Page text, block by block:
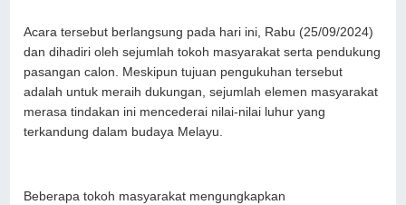
Acara tersebut berlangsung pada hari ini, Rabu (25/09/2024)
dan dihadiri oleh sejumlah tokoh masyarakat serta pendukung
pasangan calon. Meskipun tujuan pengukuhan tersebut
adalah untuk meraih dukungan, sejumlah elemen masyarakat
merasa tindakan ini mencederai nilai-nilai luhur yang
terkandung dalam budaya Melayu.
Beberapa tokoh masyarakat mengungkapkan